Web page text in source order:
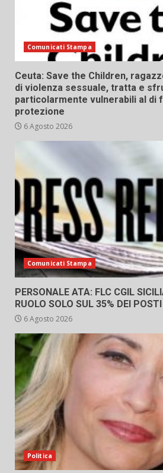
Comunicati Stampa
Ceuta: Save the Children,
di violenza sessuale, tratta e
particolarmente vulnerabili al di
protezione
6 Agosto 2026
Comunicati Stampa
PERSONALE ATA: FLC CGIL
RUOLO SOLO SUL 35% DEI
6 Agosto 2026
Politica